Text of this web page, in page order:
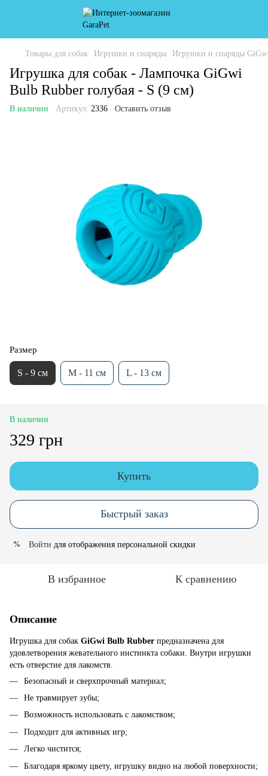
Товары для собак Игрушки и снаряды Игрушки и снаряды
Игрушка для собак - Лампочка GiGwi
Bulb Rubber голубая - S (9 см)
В наличии Артикул: 2336 Оставить отзыв
Размер
S - 9 см M - 11 см L - 13 см
В наличии
329 грн
Купить
Быстрый заказ
% Войти для отображения персональной скидки
В избранное К сравнению
Описание
Игрушка для собак GiGwi Bulb Rubber предназначена для
удовлетворения жевательного инстинкта собаки. Внутри игрушки
есть отверстие для лакомств.
Безопасный и сверхпрочный материал;
Не травмирует зубы;
Возможность использовать с лакомством;
Подходит для активных игр;
Легко чистится;
Благодаря яркому цвету, игрушку видно на любой поверхности;